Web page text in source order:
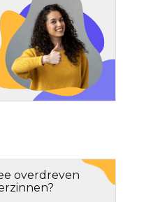
overdreven